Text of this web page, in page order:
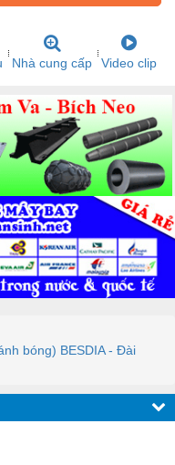
Nhà cung cấp Video clip
bóng) BESDIA - Đài